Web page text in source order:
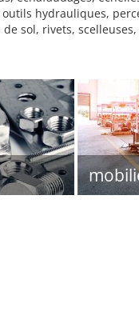
hydrauliques,
sol, rivets,